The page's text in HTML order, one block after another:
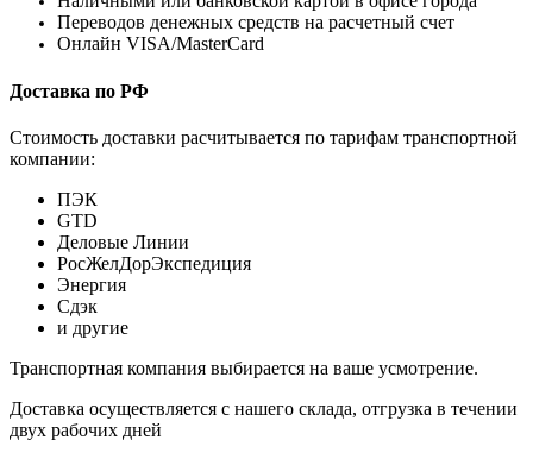
Переводов денежных средств на расчетный счет
Онлайн VISA/MasterCard
Доставка по РФ
Стоимость доставки расчитывается по тарифам транспортной
компании:
ПЭК
GTD
Деловые Линии
РосЖелДорЭкспедиция
Энергия
Сдэк
и другие
Транспортная компания выбирается на ваше усмотрение.
Доставка осуществляется с нашего склада, отгрузка в течении
двух рабочих дней